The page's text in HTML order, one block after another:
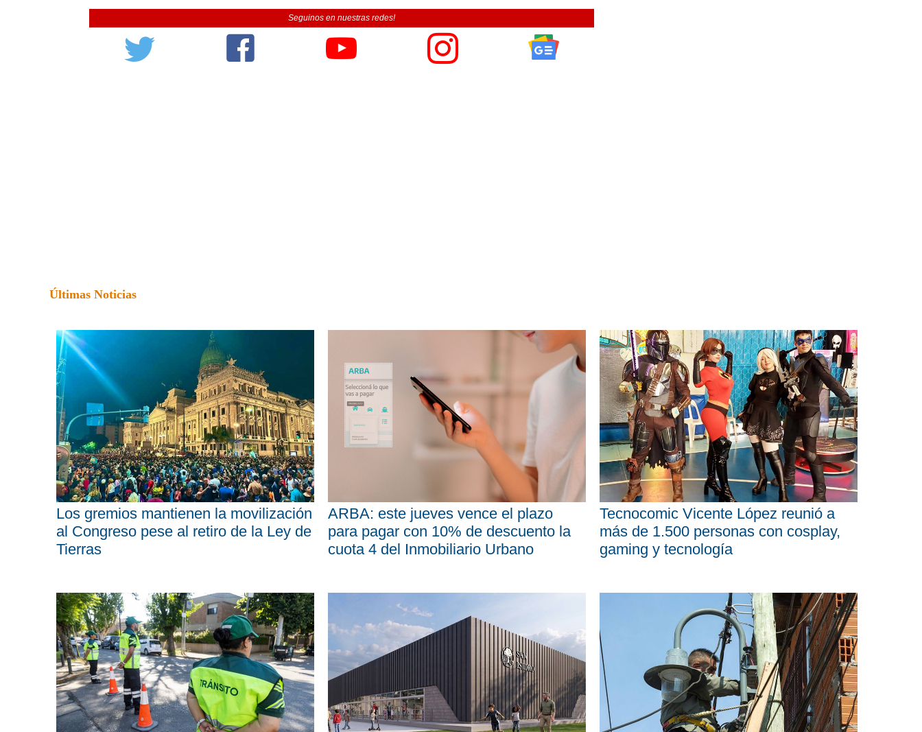
Seguinos en nuestras redes!
Últimas Noticias
Los gremios mantienen la movilización
al Congreso pese al retiro de la Ley de
Tierras
ARBA: este jueves vence el plazo
para pagar con 10% de descuento la
cuota 4 del Inmobiliario Urbano
Tecnocomic Vicente López reunió a
más de 1.500 personas con cosplay,
gaming y tecnología